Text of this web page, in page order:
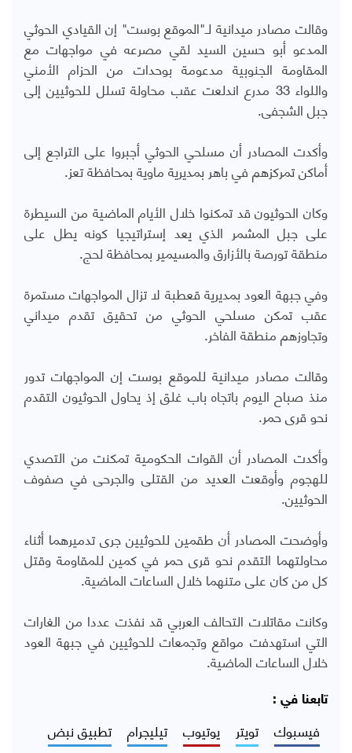
وقالت مصادر ميدانية لـ"الموقع بوست" إن القيادي الحوثي
المدعو أبو حسين السيد لقي مصرعه في مواجهات مع
المقاومة الجنوبية مدعومة بوحدات من الحزام الأمني
واللواء 33 مدرع اندلعت عقب محاولة تسلل للحوثيين إلى
جبل الشجفى.
وأكدت المصادر أن مسلحي الحوثي أجبروا على التراجع إلى
أماكن تمركزهم في باهر بمديرية ماوية بمحافظة تعز.
وكان الحوثيون قد تمكنوا خلال الأيام الماضية من السيطرة
على جبل المشمر الذي يعد إستراتيجيا كونه يطل على
منطقة تورصة بالأزارق والمسيمير بمحافظة لحج.
وفي جبهة العود بمديرية قعطبة لا تزال المواجهات مستمرة
عقب تمكن مسلحي الحوثي من تحقيق تقدم ميداني
وتجاوزهم منطقة الفاخر.
وقالت مصادر ميدانية للموقع بوست إن المواجهات تدور
منذ صباح اليوم باتجاه باب غلق إذ يحاول الحوثيون التقدم
نحو قرى حمر.
وأكدت المصادر أن القوات الحكومية تمكنت من التصدي
للهجوم وأوقعت العديد من القتلى والجرحى في صفوف
الحوثيين.
وأوضحت المصادر أن طقمين للحوثيين جرى تدميرهما أثناء
محاولتهما التقدم نحو قرى حمر في كمين للمقاومة وقتل
كل من كان على متنهما خلال الساعات الماضية.
وكانت مقاتلات التحالف العربي قد نفذت عددا من الغارات
التي استهدفت مواقع وتجمعات للحوثيين في جبهة العود
خلال الساعات الماضية.
تابعنا في :
فيسبوك تويتر يوتيوب تيليجرام تطبيق نبض